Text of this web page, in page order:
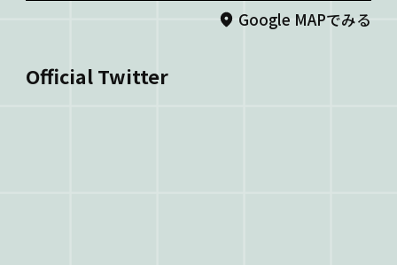
Google MAPでみる
Official Twitter